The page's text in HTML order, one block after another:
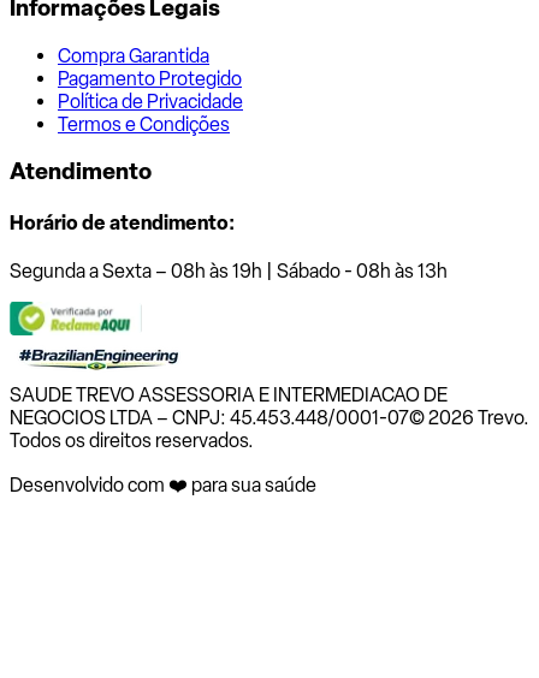
Informações Legais
Compra Garantida
Pagamento Protegido
Política de Privacidade
Termos e Condições
Atendimento
Horário de atendimento:
Segunda a Sexta – 08h às 19h | Sábado - 08h às 13h
SAUDE TREVO ASSESSORIA E INTERMEDIACAO DE
NEGOCIOS LTDA – CNPJ: 45.453.448/0001-07© 2026 Trevo.
Todos os direitos reservados.
Desenvolvido com ❤️ para sua saúde